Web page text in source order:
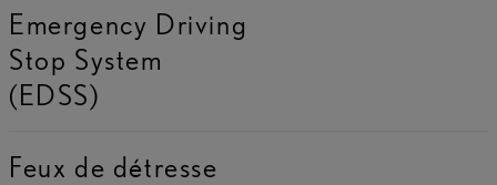
Emergency Driving
Stop System
(EDSS)
Feux de détresse